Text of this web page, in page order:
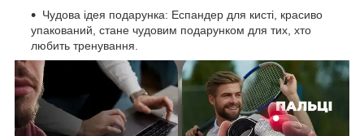
Чудова ідея подарунка: Еспандер для кисті, красиво
упакований, стане чудовим подарунком для тих, хто
любить тренування.